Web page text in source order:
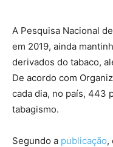
A Pesquisa Nacional
em 2019, ainda
derivados do tabaco,
De acordo com
cada dia, no país, 443
tabagismo.
Segundo a publicação,